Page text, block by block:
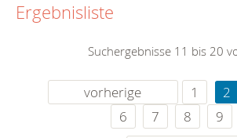
Ergebnisliste
Suchergebnisse 11 bis 20
vorherige 1 2
6
7 8 9